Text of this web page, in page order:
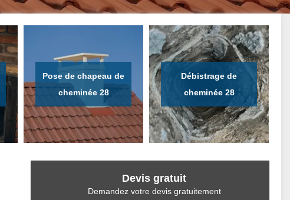
Pose de chapeau de
cheminée 28
Débistrage de
cheminée 28
Devis gratuit
Demandez votre devis gratuitement